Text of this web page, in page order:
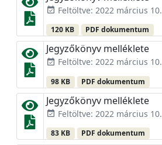
event_available Feltöltve: 2022 március 10.
120 KB PDF dokumentum
Jegyzőkönyv melléklete
event_available Feltöltve: 2022 március 10.
98 KB PDF dokumentum
Jegyzőkönyv melléklete
event_available Feltöltve: 2022 március 10.
83 KB PDF dokumentum